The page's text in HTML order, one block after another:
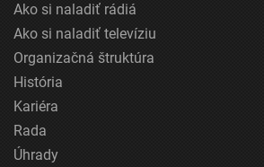
Ako si naladiť rádiá
Ako si naladiť televíziu
Organizačná štruktúra
História
Kariéra
Rada
Úhrady